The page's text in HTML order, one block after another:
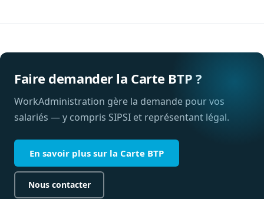
Faire demander la Carte BTP ?
WorkAdministration gère la demande pour vos
salariés — y compris SIPSI et représentant légal.
En savoir plus sur la Carte BTP
Nous contacter